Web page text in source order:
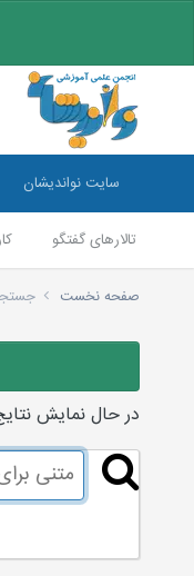
سایت نواندیشان
تالارهای گفتگو
صفحه نخست
در حال نمایش